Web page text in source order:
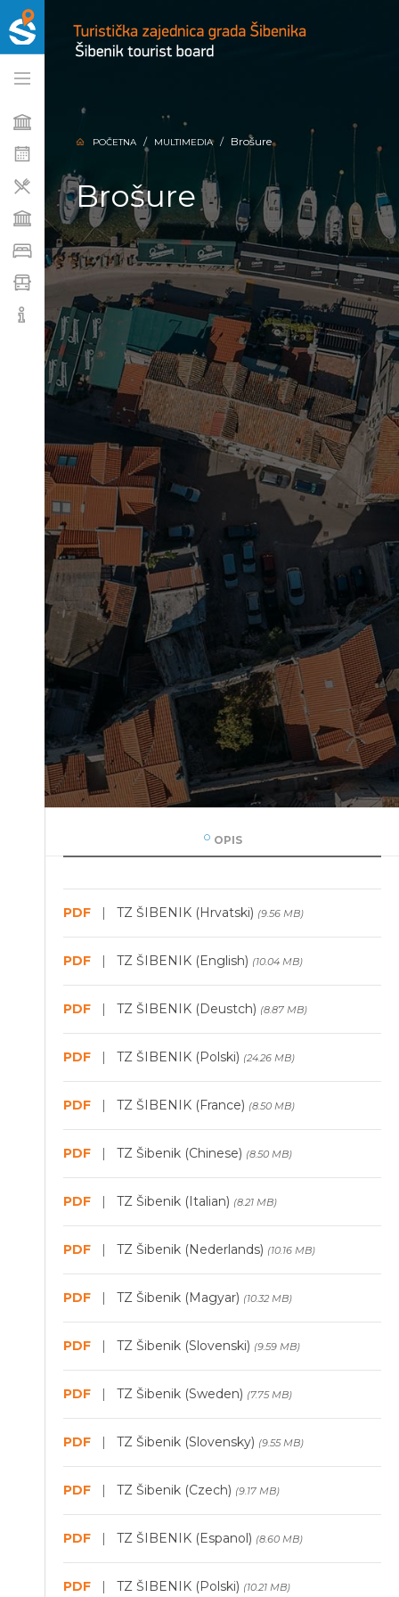
POČETNA MULTIMEDIA Brošure
Brošure
OPIS
PDF | TZ ŠIBENIK (Hrvatski) (9.56 MB)
PDF | TZ ŠIBENIK (English) (10.04 MB)
PDF | TZ ŠIBENIK (Deustch) (8.87 MB)
PDF | TZ ŠIBENIK (Polski) (24.26 MB)
PDF | TZ ŠIBENIK (France) (8.50 MB)
PDF | TZ Šibenik (Chinese) (8.50 MB)
PDF | TZ Šibenik (Italian) (8.21 MB)
PDF | TZ Šibenik (Nederlands) (10.16 MB)
PDF | TZ Šibenik (Magyar) (10.32 MB)
PDF | TZ Šibenik (Slovenski) (9.59 MB)
PDF | TZ Šibenik (Sweden) (7.75 MB)
PDF | TZ Šibenik (Slovensky) (9.55 MB)
PDF | TZ Šibenik (Czech) (9.17 MB)
PDF | TZ ŠIBENIK (Espanol) (8.60 MB)
PDF | TZ ŠIBENIK (Polski) (10.21 MB)